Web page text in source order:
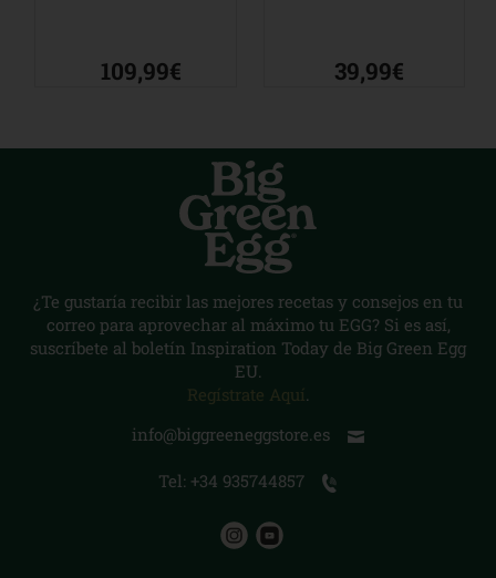
109,99€ 39,99€
¿Te gustaría recibir las mejores recetas y consejos en tu
correo para aprovechar al máximo tu EGG? Si es así,
suscríbete al boletín Inspiration Today de Big Green Egg
EU.
Regístrate Aquí.
info@biggreeneggstore.es
Tel: +34 935744857